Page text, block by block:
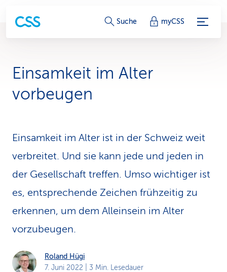
S
e
-
i
s
Suche myCSS
Einsamkeit im Alter
vorbeugen
Einsamkeit im Alter ist in der Schweiz weit
verbreitet. Und sie kann jede und jeden in
der Gesellschaft treffen. Umso wichtiger ist
es, entsprechende Zeichen frühzeitig zu
erkennen, um dem Alleinsein im Alter
vorzubeugen.
Roland Hügi
7. Juni 2022 | 3 Min. Lesedauer